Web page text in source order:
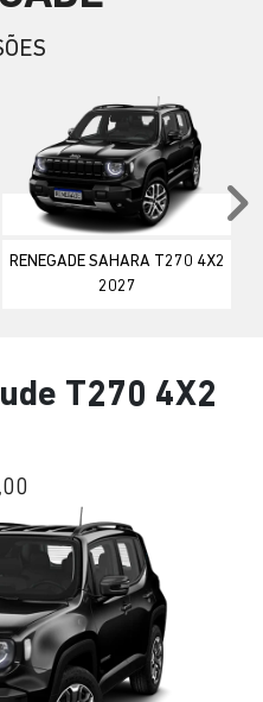
RENEGADE SAHARA T270 4X2
2027
T270 4X2